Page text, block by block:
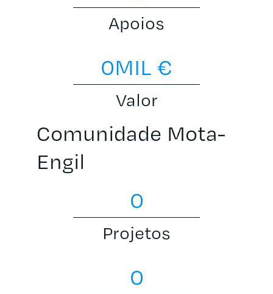
Apoios
0MIL €
Valor
Comunidade Mota-
Engil
0
Projetos
0